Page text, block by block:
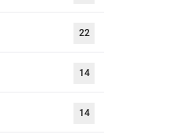
22
14
14